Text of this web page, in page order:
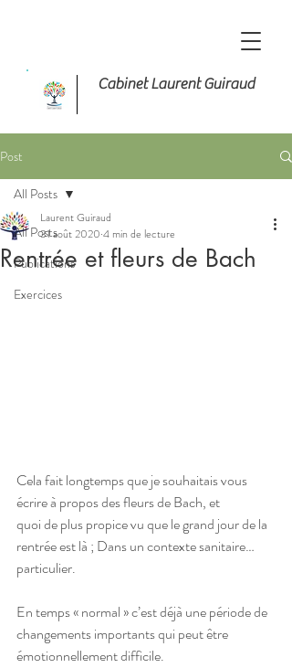
Cabinet Laurent Guiraud
Post
All Posts
Publications
Exercices
All Posts
Rentrée et fleurs de Bach
Laurent Guiraud
31 août 2020 4 min de lecture
Cela fait longtemps que je souhaitais vous
écrire à propos des fleurs de Bach, et
quoi de plus propice vu que le grand jour de la
rentrée est là ; Dans un contexte sanitaire…
particulier.
En temps « normal » c’est déjà une période de
changements importants qui peut être
émotionnellement difficile.